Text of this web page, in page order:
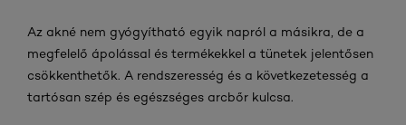
Az akné nem gyógyítható egyik napról a másikra, de a
megfelelő ápolással és termékekkel a tünetek jelentősen
csökkenthetők. A rendszeresség és a következetesség a
tartósan szép és egészséges arcbőr kulcsa.